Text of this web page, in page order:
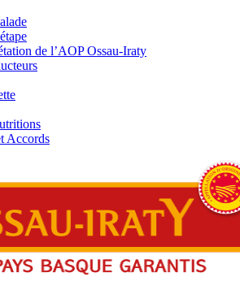
de l’AOP Ossau-Iraty
Accords